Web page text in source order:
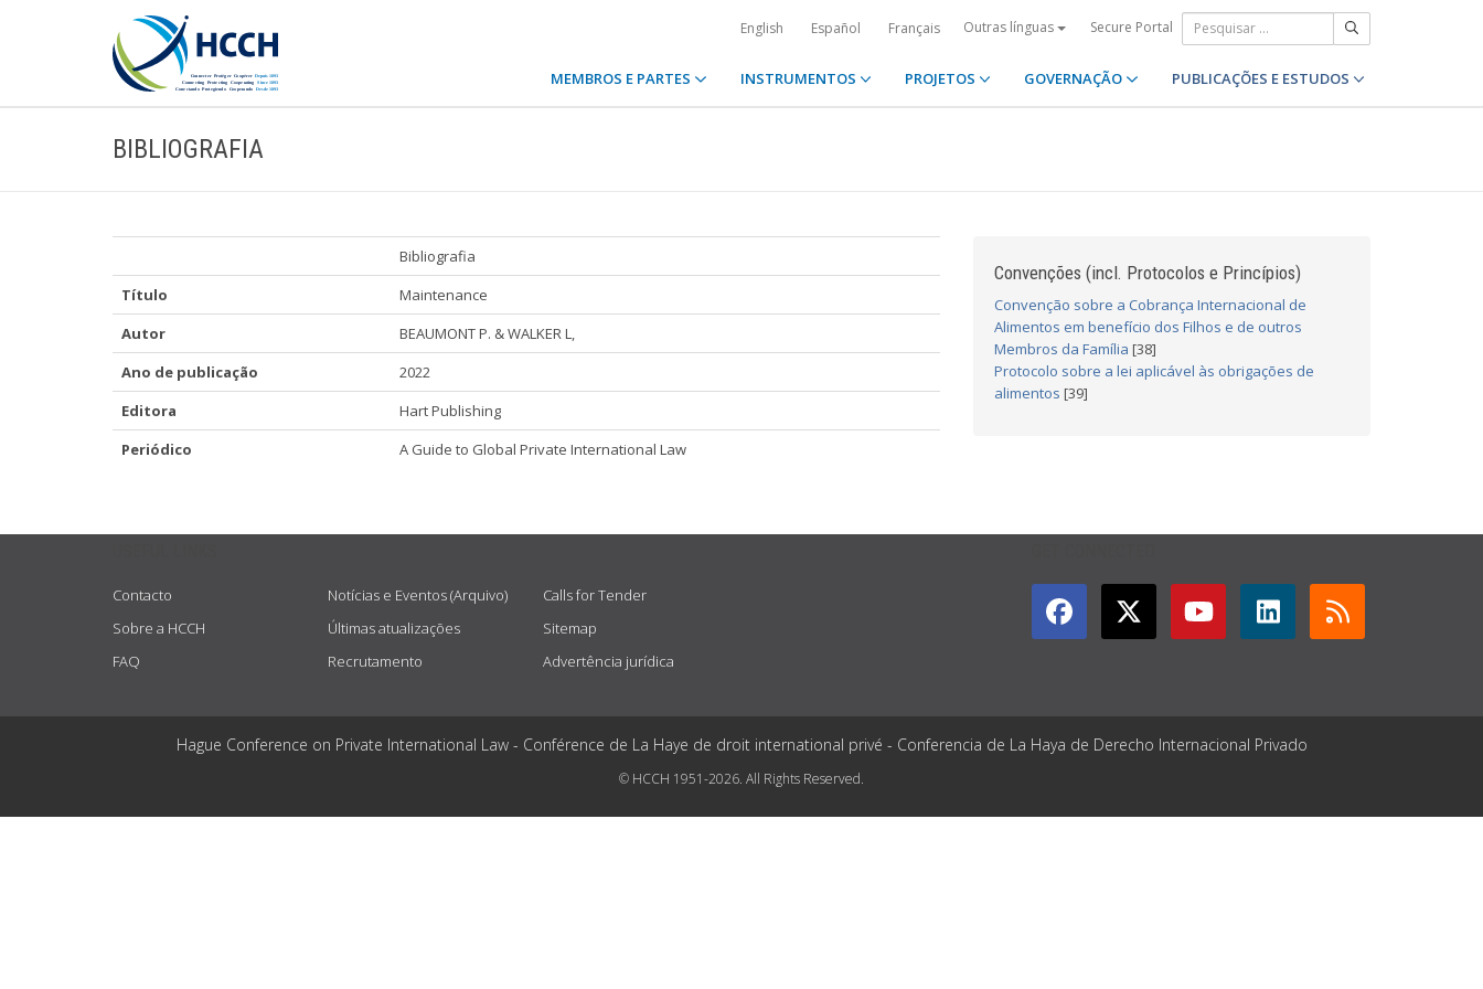
English Español Français Outras línguas Secure Portal
MEMBROS E PARTES INSTRUMENTOS PROJETOS GOVERNAÇÃO PUBLICAÇÕES E ESTUDOS
BIBLIOGRAFIA
Bibliografia
Título
Maintenance
Autor
BEAUMONT P. & WALKER L,
Ano de publicação
2022
Editora
Hart Publishing
Periódico
A Guide to Global Private International Law
Convenções (incl. Protocolos e Princípios)
Convenção sobre a Cobrança Internacional de
Alimentos em benefício dos Filhos e de outros
Membros da Família [38]
Protocolo sobre a lei aplicável às obrigações de
alimentos [39]
Contacto
Sobre a HCCH
FAQ
Notícias e Eventos (Arquivo)
Últimas atualizações
Recrutamento
Calls for Tender
Sitemap
Advertência jurídica
Hague Conference on Private International Law - Conférence de La Haye de droit international privé - Conferencia de La Haya de Derecho Internacional Privado
© HCCH 1951-2026. All Rights Reserved.